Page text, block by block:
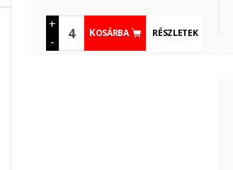
+
-
KOSÁRBA RÉSZLETEK